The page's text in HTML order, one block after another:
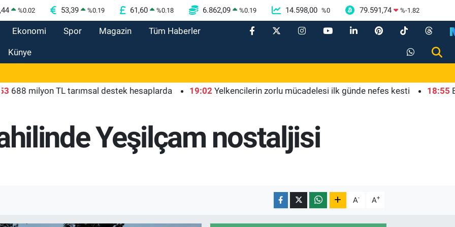
%0.02 53,39 %0.19 61,60 %0.18 6.862,09 %0.19 14.598,00 %0 79.591,74 %-1.82
Ekonomi Spor Magazin Tüm Haberler
Künye
TL tarımsal destek hesaplarda 19:02 Yelkencilerin zorlu mücadelesi ilk günde nefes kesti 18:55
Yeşilçam nostaljisi
A- A+